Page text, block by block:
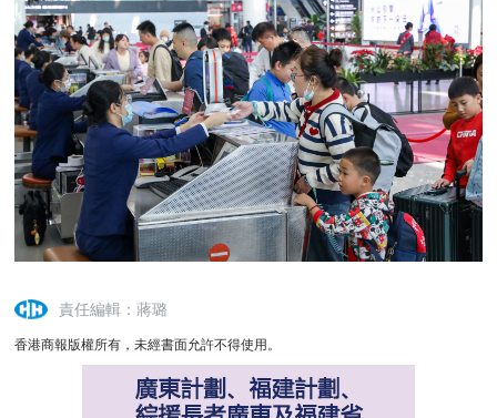
責任編輯：蔣璐
香港商報版權所有，未經書面允許不得使用。